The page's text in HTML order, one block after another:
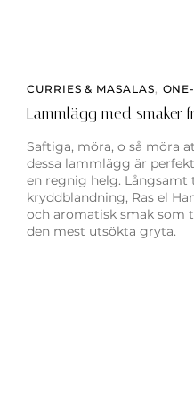
CURRIES & MASALAS,
Lammlägg med smaker
Saftiga, möra, o så möra
dessa lammlägg är
en regnig helg. Långsamt
kryddblandning, Ras el
och aromatisk smak som
den mest utsökta gryta.